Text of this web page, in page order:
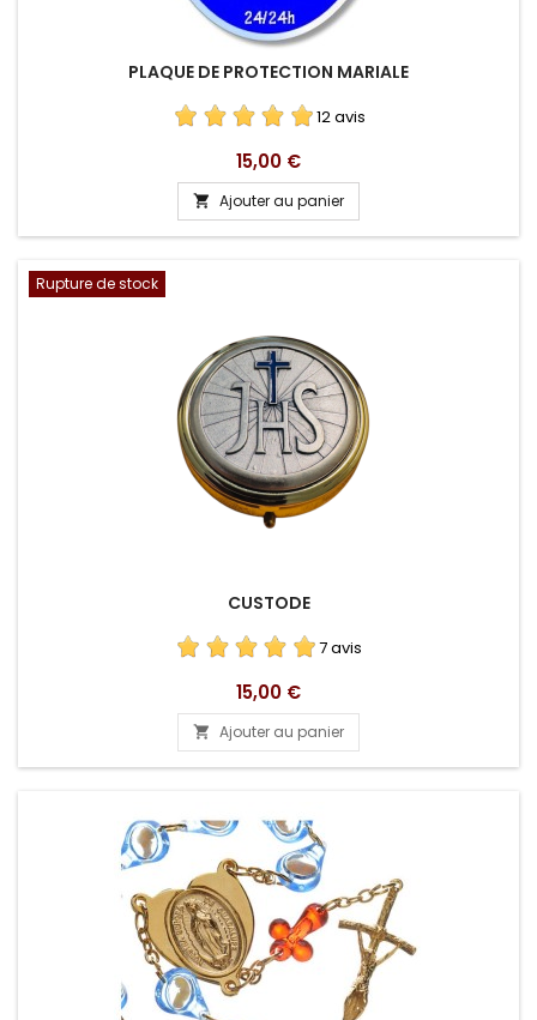
PLAQUE DE PROTECTION MARIALE
12 avis
Prix
15,00 €
 Ajouter au panier
Rupture de stock
CUSTODE
7 avis
Prix
15,00 €
 Ajouter au panier